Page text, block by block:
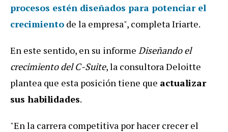
procesos estén diseñados para potenciar el
crecimiento de la empresa", completa Iriarte.
En este sentido, en su informe Diseñando el
crecimiento del C-Suite, la consultora Deloitte
plantea que esta posición tiene que actualizar
sus habilidades.
"En la carrera competitiva por hacer crecer el